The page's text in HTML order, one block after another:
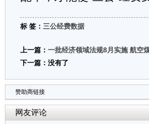
标 签： 三公经费数据
上一篇： 一批经济领域法规8月实施 航空
下一篇：没有了
赞助商链接
网友评论